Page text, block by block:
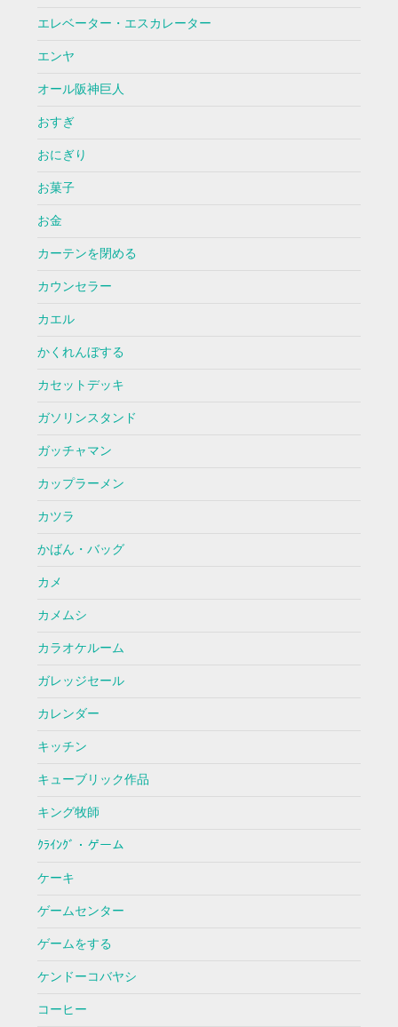
エレベーター・エスカレーター
エンヤ
オール阪神巨人
おすぎ
おにぎり
お菓子
お金
カーテンを閉める
カウンセラー
カエル
かくれんぼする
カセットデッキ
ガソリンスタンド
ガッチャマン
カップラーメン
カツラ
かばん・バッグ
カメ
カメムシ
カラオケルーム
ガレッジセール
カレンダー
キッチン
キューブリック作品
キング牧師
ｸﾗｲﾝｸﾞ・ゲーム
ケーキ
ゲームセンター
ゲームをする
ケンドーコバヤシ
コーヒー